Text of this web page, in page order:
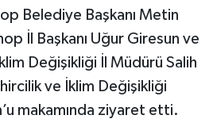
Belediye Başkanı Metin
İl Başkanı Uğur Giresun ve
Değişikliği İl Müdürü Salih
ve İklim Değişikliği
makamında ziyaret etti.